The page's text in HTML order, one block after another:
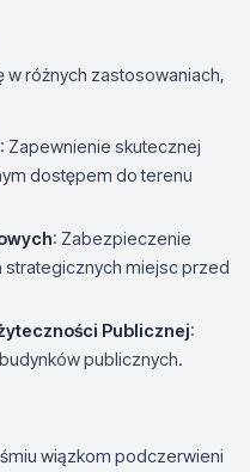
w różnych zastosowaniach,
: Zapewnienie skutecznej
dostępem do terenu
: Zabezpieczenie
strategicznych miejsc przed
Publicznej:
publicznych.
wiązkom podczerwieni